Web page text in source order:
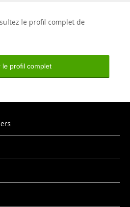
le profil complet de
le profil complet